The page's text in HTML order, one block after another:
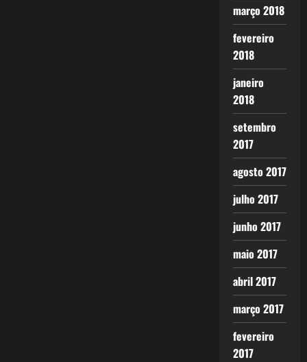
março 2018
fevereiro
2018
janeiro
2018
setembro
2017
agosto 2017
julho 2017
junho 2017
maio 2017
abril 2017
março 2017
fevereiro
2017